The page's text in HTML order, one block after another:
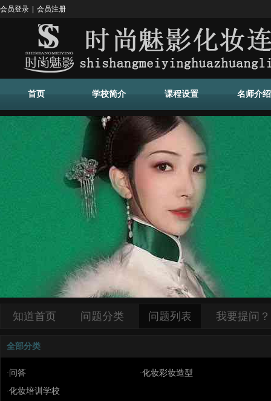
会员登录 会员注册
首页 学校简介 课程设置 名师介绍
知道首页 问题分类 问题列表 我要提问？
全部分类
·问答 ·化妆彩妆造型
·化妆培训学校